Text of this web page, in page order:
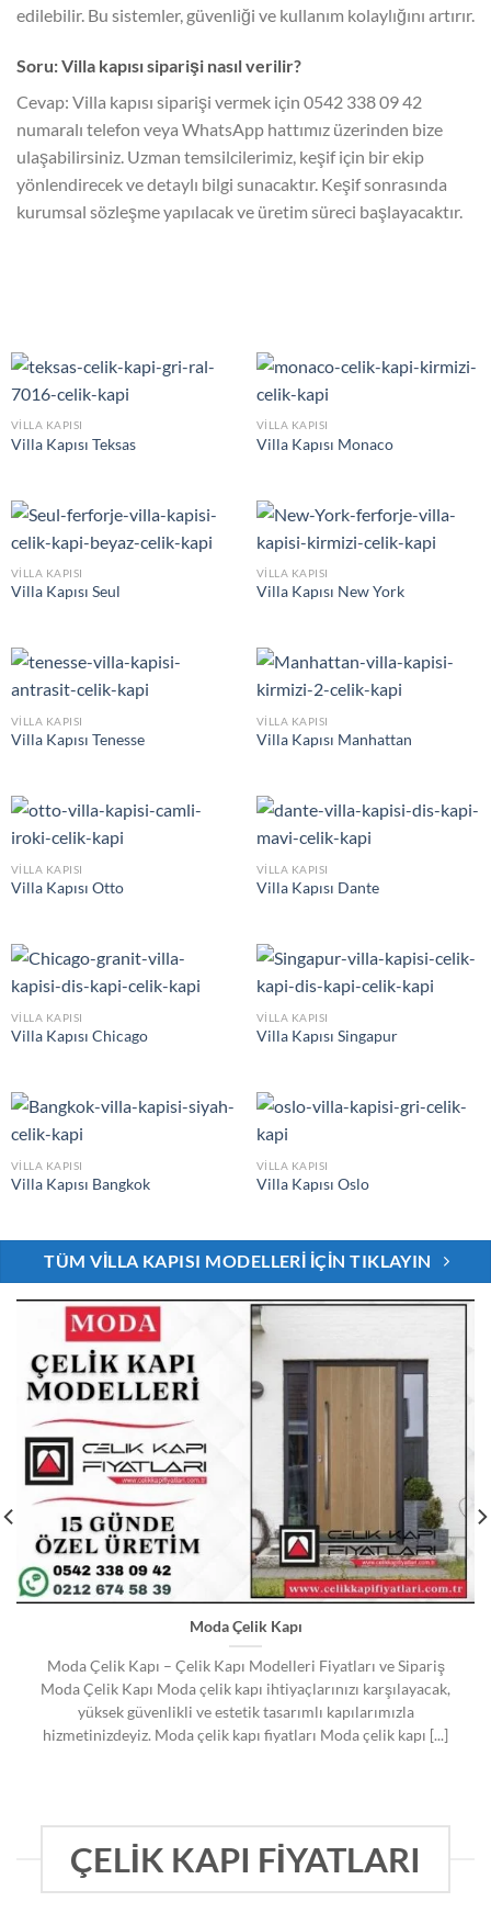
edilebilir. Bu sistemler, güvenliği ve kullanım kolaylığını artırır.
Soru: Villa kapısı siparişi nasıl verilir?
Cevap: Villa kapısı siparişi vermek için 0542 338 09 42
numaralı telefon veya WhatsApp hattımız üzerinden bize
ulaşabilirsiniz. Uzman temsilcilerimiz, keşif için bir ekip
yönlendirecek ve detaylı bilgi sunacaktır. Keşif sonrasında
kurumsal sözleşme yapılacak ve üretim süreci başlayacaktır.
VILLA KAPISI
Villa Kapısı Teksas
VILLA KAPISI
Villa Kapısı Monaco
VILLA KAPISI
Villa Kapısı Seul
VILLA KAPISI
Villa Kapısı New York
VILLA KAPISI
Villa Kapısı Tenesse
VILLA KAPISI
Villa Kapısı Manhattan
VILLA KAPISI
Villa Kapısı Otto
VILLA KAPISI
Villa Kapısı Dante
VILLA KAPISI
Villa Kapısı Chicago
VILLA KAPISI
Villa Kapısı Singapur
VILLA KAPISI
Villa Kapısı Bangkok
VILLA KAPISI
Villa Kapısı Oslo
TÜM VILLA KAPISI MODELLERI İÇIN TIKLAYIN
Moda Çelik Kapı
Moda Çelik Kapı – Çelik Kapı Modelleri Fiyatları ve Sipariş
Moda Çelik Kapı Moda çelik kapı ihtiyaçlarınızı karşılayacak,
yüksek güvenlikli ve estetik tasarımlı kapılarımızla
hizmetinizdeyiz. Moda çelik kapı fiyatları Moda çelik kapı [...]
ÇELİK KAPI FİYATLARI